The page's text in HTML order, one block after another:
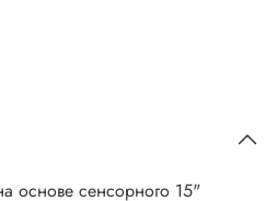
основе сенсорного 15"